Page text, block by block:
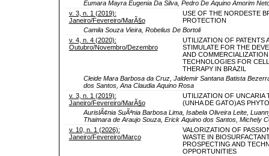
Eumara Mayra Eugenia Da Silva, Pedro De Aquino Amorim
v. 3, n. 1 (2019):
Janeiro/Fevereiro/MarÃ§o
USE OF THE NORDESTE
PROTECTION
Camila Souza Vieira, Robelius De Bortoli
v. 4, n. 4 (2020):
Outubro/Novembro/Dezembro
UTILIZATION OF PATENTS
STIMULATE FOR THE
AND
TECHNOLOGIES FOR
THERAPY IN BRAZIL
Cleide Mara Barbosa da Cruz, Jaldemir Santana Batista
dos Santos, Ana Claudia Aquino Rosa
v. 3, n. 1 (2019):
Janeiro/Fevereiro/MarÃ§o
UTILIZATION OF UNCARIA
(UNHA DE GATO)AS
AurislÃ¢nia SuÃªnia Barbosa Lima, Isabela Oliveira Leite,
Thaimara de Araujo Souza, Erick Aquino dos Santos, Michely
v. 10, n. 1 (2026):
Janeiro/Fevereiro/Março
VALORIZATION OF
WASTE IN
PROSPECTING AND
OPPORTUNITIES